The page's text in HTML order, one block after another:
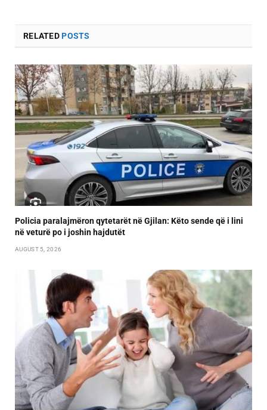
RELATEDPOSTS
Policia paralajmëron qytetarët në Gjilan: Këto sende që i lini
në veturë po i joshin hajdutët
AUGUST 5, 2026